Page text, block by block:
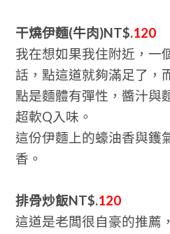
干燒伊麵(牛肉)NT$.120
我在想如果我住附近，一
話，點這道就夠滿足了，
點是麵體有彈性，醬汁與
超軟Q入味。
這份伊麵上的蠔油香與鑊
香。
排骨炒飯NT$.120
這道是老闆很自豪的推薦